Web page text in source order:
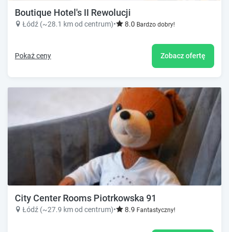
Boutique Hotel's II Rewolucji
Łódź (~28.1 km od centrum)• 8.0 Bardzo dobry!
Pokaż ceny Zobacz ofertę
City Center Rooms Piotrkowska 91
Łódź (~27.9 km od centrum)• 8.9 Fantastyczny!